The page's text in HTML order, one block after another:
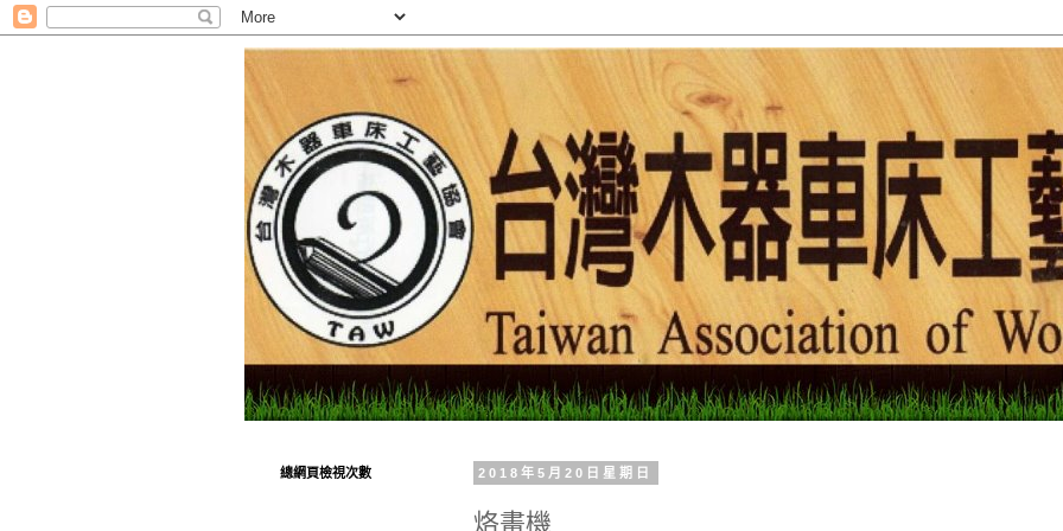
2018年5月20日星期日
烙畫機
總網頁檢視次數